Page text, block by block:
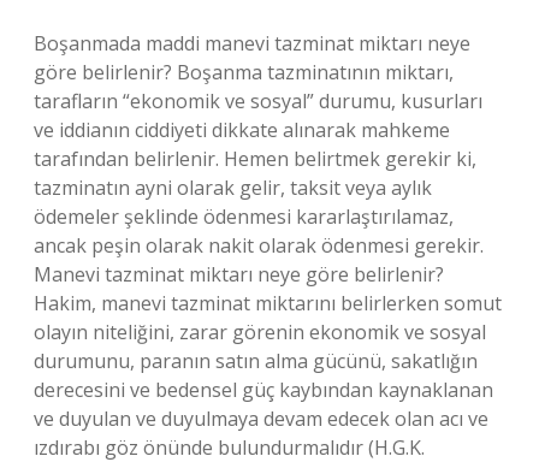
Boşanmada maddi manevi tazminat miktarı neye
göre belirlenir? Boşanma tazminatının miktarı,
tarafların “ekonomik ve sosyal” durumu, kusurları
ve iddianın ciddiyeti dikkate alınarak mahkeme
tarafından belirlenir. Hemen belirtmek gerekir ki,
tazminatın ayni olarak gelir, taksit veya aylık
ödemeler şeklinde ödenmesi kararlaştırılamaz,
ancak peşin olarak nakit olarak ödenmesi gerekir.
Manevi tazminat miktarı neye göre belirlenir?
Hakim, manevi tazminat miktarını belirlerken somut
olayın niteliğini, zarar görenin ekonomik ve sosyal
durumunu, paranın satın alma gücünü, sakatlığın
derecesini ve bedensel güç kaybından kaynaklanan
ve duyulan ve duyulmaya devam edecek olan acı ve
ızdırabı göz önünde bulundurmalıdır (H.G.K.